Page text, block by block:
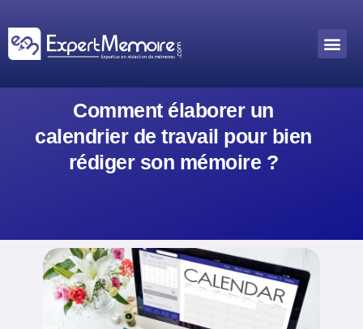
au
contenu
Comment élaborer un
calendrier de travail pour bien
rédiger son mémoire ?